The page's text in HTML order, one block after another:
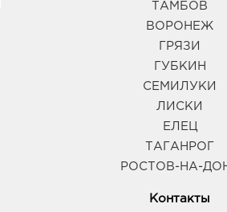
ТАМБОВ
ВОРОНЕЖ
ГРЯЗИ
ГУБКИН
СЕМИЛУКИ
ЛИСКИ
ЕЛЕЦ
ТАГАНРОГ
РОСТОВ-НА-
Контакты